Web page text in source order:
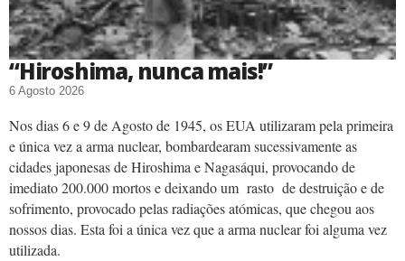
“Hiroshima, nunca mais!”
6 Agosto 2026
Nos dias 6 e 9 de Agosto de 1945, os EUA utilizaram pela primeira
e única vez a arma nuclear, bombardearam sucessivamente as
cidades japonesas de Hiroshima e Nagasáqui, provocando de
imediato 200.000 mortos e deixando um rasto de destruição e de
sofrimento, provocado pelas radiações atómicas, que chegou aos
nossos dias. Esta foi a única vez que a arma nuclear foi alguma vez
utilizada.